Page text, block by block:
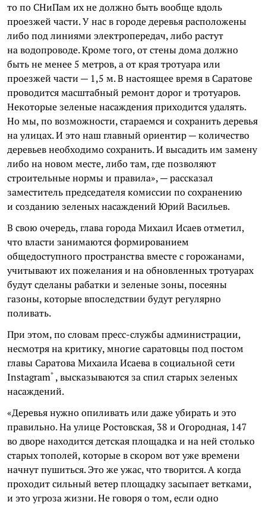
то по СНиПам их не должно быть вообще вдоль
проезжей части. У нас в городе деревья расположены
либо под линиями электропередач, либо растут
на водопроводе. Кроме того, от стены дома должно
быть не менее 5 метров, а от края тротуара или
проезжей части — 1,5 м. В настоящее время в Саратове
проводится масштабный ремонт дорог и тротуаров.
Некоторые зеленые насаждения приходится удалять.
Но мы, по возможности, стараемся и сохранить деревья
на улицах. И это наш главный ориентир — количество
деревьев необходимо сохранить. И высадить им замену
либо на новом месте, либо там, где позволяют
строительные нормы и правила», — рассказал
заместитель председателя комиссии по сохранению
и созданию зеленых насаждений Юрий Васильев.
В свою очередь, глава города Михаил Исаев отметил,
что власти занимаются формированием
общедоступного пространства вместе с горожанами,
учитывают их пожелания и на обновленных тротуарах
будут сделаны рабатки и зеленые зоны, посеяны
газоны, которые впоследствии будут регулярно
поливать.
При этом, по словам пресс-службы администрации,
несмотря на критику, многие саратовцы под постом
главы Саратова Михаила Исаева в социальной сети
Instagram* , высказываются за спил старых зеленых
насаждений.
«Деревья нужно опиливать или даже убирать и это
правильно. На улице Ростовская, 38 и Огородная, 147
во дворе находится детская площадка и на ней столько
старых тополей, которые в скором вот уже времени
начнут пушиться. Это же ужас, что творится. А когда
проходит сильный ветер площадку засыпает ветками,
и это угроза жизни. Не говоря о том, если одно